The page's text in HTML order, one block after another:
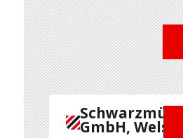
Schwarzmüller
GmbH, Wels